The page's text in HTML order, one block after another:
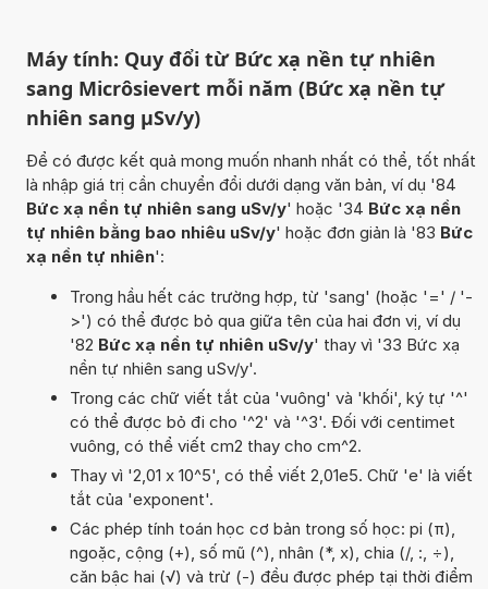
Máy tính: Quy đổi từ Bức xạ nền tự nhiên
sang Micrôsievert mỗi năm (Bức xạ nền tự
nhiên sang µSv/y)
Để có được kết quả mong muốn nhanh nhất có thể, tốt nhất
là nhập giá trị cần chuyển đổi dưới dạng văn bản, ví dụ '84
Bức xạ nền tự nhiên sang uSv/y' hoặc '34 Bức xạ nền
tự nhiên bằng bao nhiêu uSv/y' hoặc đơn giản là '83 Bức
xạ nền tự nhiên':
Trong hầu hết các trường hợp, từ 'sang' (hoặc '=' / '-
>') có thể được bỏ qua giữa tên của hai đơn vị, ví dụ
'82 Bức xạ nền tự nhiên uSv/y' thay vì '33 Bức xạ
nền tự nhiên sang uSv/y'.
Trong các chữ viết tắt của 'vuông' và 'khối', ký tự '^'
có thể được bỏ đi cho '^2' và '^3'. Đối với centimet
vuông, có thể viết cm2 thay cho cm^2.
Thay vì '2,01 x 10^5', có thể viết 2,01e5. Chữ 'e' là viết
tắt của 'exponent'.
Các phép tính toán học cơ bản trong số học: pi (π),
ngoặc, cộng (+), số mũ (^), nhân (*, x), chia (/, :, ÷),
căn bậc hai (√) và trừ (-) đều được phép tại thời điểm